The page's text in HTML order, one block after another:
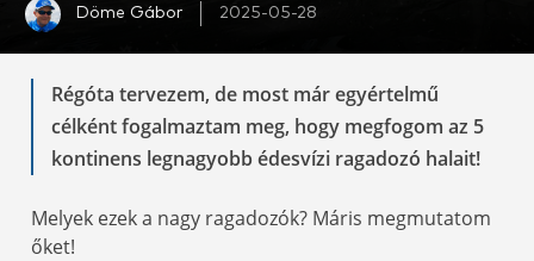
Döme Gábor 2025-05-28
Régóta tervezem, de most már egyértelmű
célként fogalmaztam meg, hogy megfogom az 5
kontinens legnagyobb édesvízi ragadozó halait!
Melyek ezek a nagy ragadozók? Máris megmutatom
őket!